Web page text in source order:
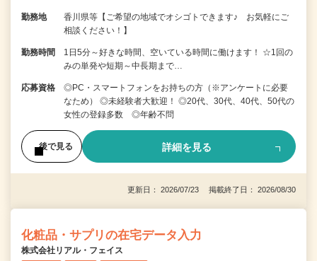
勤務地
香川県等【ご希望の地域でオシゴトできます♪ お気軽にご
相談ください！】
勤務時間
1日5分～好きな時間、空いている時間に働けます！ ☆1回の
みの単発や短期～中長期まで…
応募資格
◎PC・スマートフォンをお持ちの方（※アンケートに必要
なため） ◎未経験者大歓迎！ ◎20代、30代、40代、50代の
女性の登録多数 ◎年齢不問
後で見る 詳細を見る
更新日： 2026/07/23 掲載終了日： 2026/08/30
化粧品・サプリの在宅データ入力
株式会社リアル・フェイス